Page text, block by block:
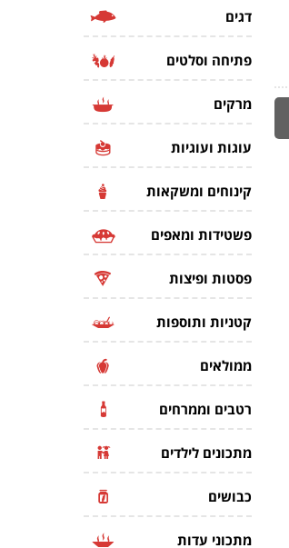
דגים
פתיחה וסלטים
מרקים
עוגות ועוגיות
קינוחים ומשקאות
פשטידות ומאפים
פסטות ופיצות
קטניות ותוספות
ממולאים
רטבים וממרחים
מתכונים לילדים
כבושים
מתכוני עדות